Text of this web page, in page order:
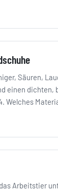
Säuren,
einen dichten,
Welches
Arbeitstier